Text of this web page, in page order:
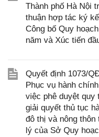
Thành phố Hà Nội
thuận hợp tác ký
Công bố Quy
năm và Xúc tiến
Quyết định 1073/
Phục vụ hành
việc phê duyệt quy
giải quyết thủ tục
đô thị và nông
lý của Sở Quy